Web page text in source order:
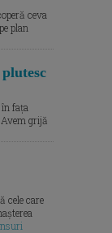
ceva
plan
fața
grijă
cele care